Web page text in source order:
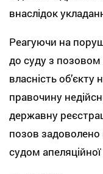
внаслідок
Реагуючи на
до суду з
власність
правочину
державну
позов
судом апеляційної